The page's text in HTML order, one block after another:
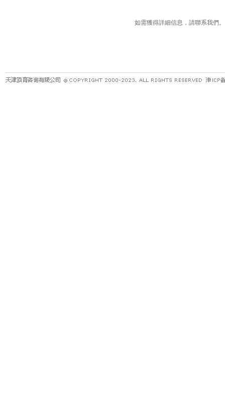
如需獲得詳細信息，請聯系我們。